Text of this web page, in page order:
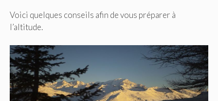
Voici quelques conseils afin de vous préparer à
l’altitude.